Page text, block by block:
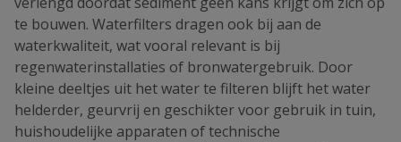
te bouwen. Waterfilters dragen ook bij aan de
waterkwaliteit, wat vooral relevant is bij
regenwaterinstallaties of bronwatergebruik. Door
kleine deeltjes uit het water te filteren blijft het water
helderder, geurvrij en geschikter voor gebruik in tuin,
huishoudelijke apparaten of technische